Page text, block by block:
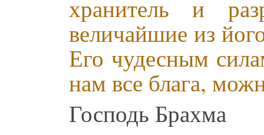
хранитель и
величайшие из
Его чудесным
нам все блага,
Господь Брахма